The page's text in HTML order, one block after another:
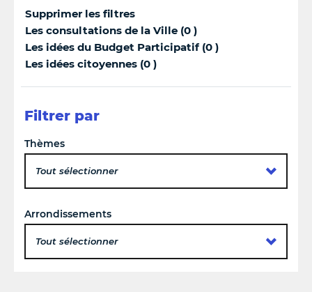
Supprimer les filtres
Les consultations de la Ville (0 )
Les idées du Budget Participatif (0 )
Les idées citoyennes (0 )
Filtrer par
Thèmes
Tout sélectionner
Arrondissements
Tout sélectionner